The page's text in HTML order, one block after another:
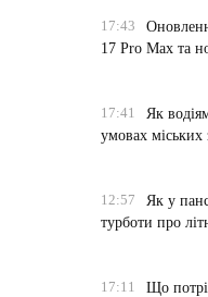
17:43
17 Pro Max та
17:41
Як
умовах міських
12:57
Як у
турботи про
17:11
Що